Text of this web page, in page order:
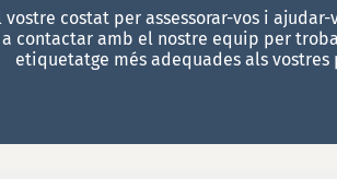
vostre costat per assessorar-vos i
contactar amb el nostre equip per
etiquetatge més adequades als